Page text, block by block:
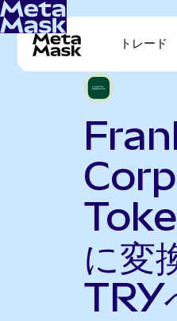
トレード
に変
TRY